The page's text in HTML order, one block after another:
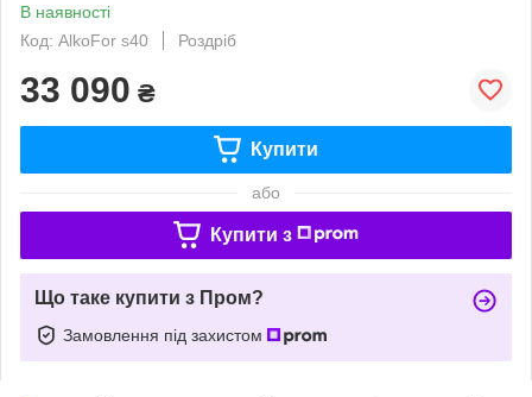
В наявності
Код: AlkoFor s40
Роздріб
33 090 ₴
Купити
або
Купити з
Що таке купити з Пром?
Замовлення під захистом